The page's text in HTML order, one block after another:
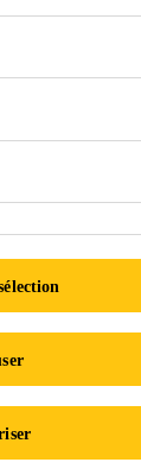
» et «
écologique
des